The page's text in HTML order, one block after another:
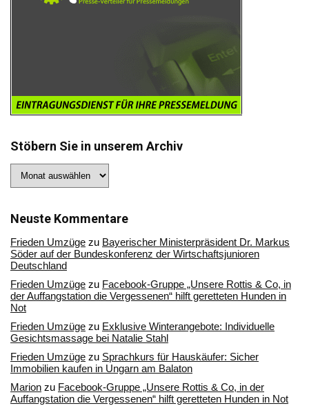
Stöbern Sie in unserem Archiv
Sie
Archiv
Neuste Kommentare
Frieden Umzüge zu Bayerischer Ministerpräsident Dr. Markus
Söder auf der Bundeskonferenz der Wirtschaftsjunioren
Deutschland
Frieden Umzüge zu Facebook-Gruppe „Unsere Rottis & Co, in
der Auffangstation die Vergessenen“ hilft geretteten Hunden in
Not
Frieden Umzüge zu Exklusive Winterangebote: Individuelle
Gesichtsmassage bei Natalie Stahl
Frieden Umzüge zu Sprachkurs für Hauskäufer: Sicher
Immobilien kaufen in Ungarn am Balaton
Marion zu Facebook-Gruppe „Unsere Rottis & Co, in der
Auffangstation die Vergessenen“ hilft geretteten Hunden in Not